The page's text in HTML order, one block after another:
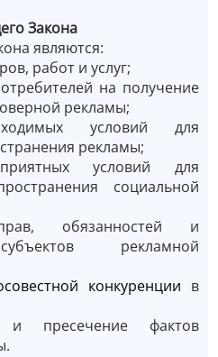
Закона
являются:
работ и услуг;
на получение
рекламы;
условий для
рекламы;
условий для
социальной
обязанностей и
рекламной
конкуренции в
и пресечение фактов